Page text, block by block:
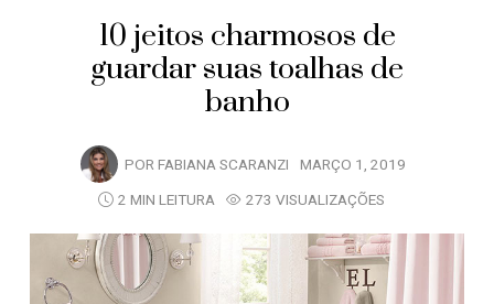
10 jeitos charmosos de
guardar suas toalhas de
banho
POR FABIANA SCARANZI MARÇO 1, 2019
2 MIN LEITURA
273 VISUALIZAÇÕES